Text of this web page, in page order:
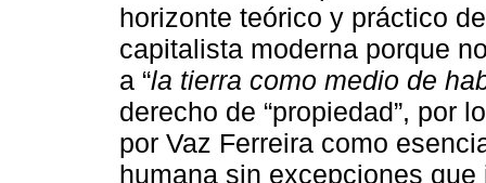
horizonte teórico y práctico
capitalista moderna porque
a “la tierra como medio de
derecho de “propiedad”, por
por Vaz Ferreira como
humana sin excepciones